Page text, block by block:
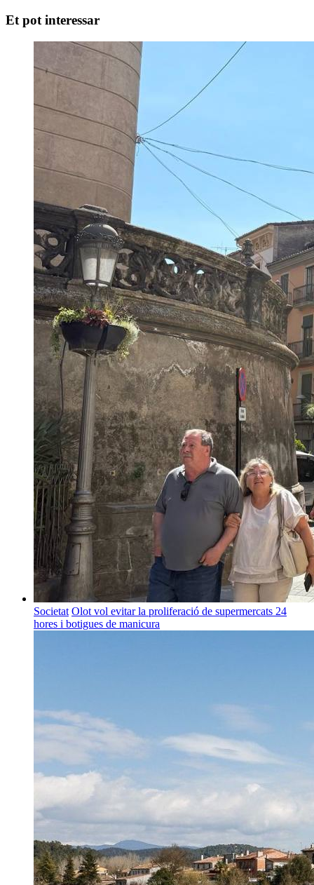
Et pot interessar
Societat Olot vol evitar la proliferació de supermercats 24
hores i botigues de manicura